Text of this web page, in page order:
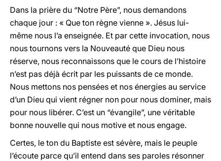
Dans la prière du “Notre Père”, nous demandons
chaque jour : « Que ton règne vienne ». Jésus lui-
même nous l’a enseignée. Et par cette invocation, nous
nous tournons vers la Nouveauté que Dieu nous
réserve, nous reconnaissons que le cours de l’histoire
n’est pas déjà écrit par les puissants de ce monde.
Nous mettons nos pensées et nos énergies au service
d’un Dieu qui vient régner non pour nous dominer, mais
pour nous libérer. C’est un “évangile”, une véritable
bonne nouvelle qui nous motive et nous engage.
Certes, le ton du Baptiste est sévère, mais le peuple
l’écoute parce qu’il entend dans ses paroles résonner